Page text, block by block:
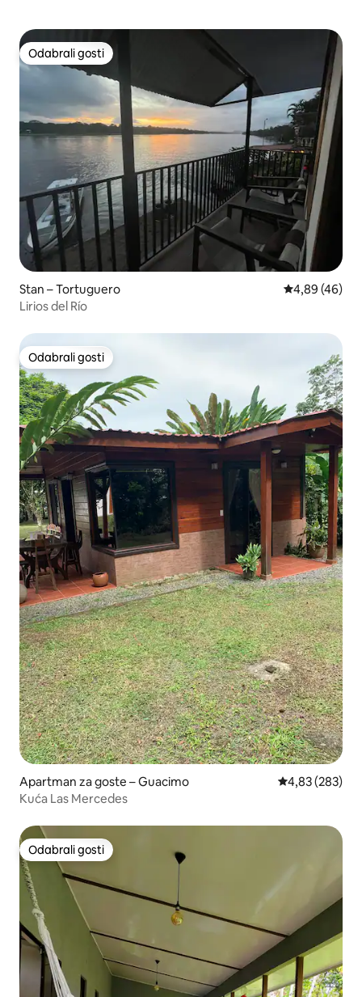
Odabrali gosti
Odabrali gosti
Stan – Tortuguero Prosječna
4,89 (46)
Lirios del Río
Odabrali gosti
Odabrali gosti
Apartman za goste – Guacimo Prosječna
4,83 (283)
Kuća Las Mercedes
Odabrali gosti
Odabrali gosti